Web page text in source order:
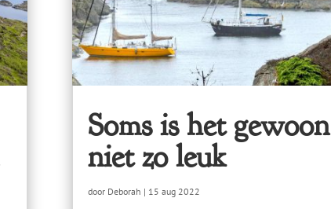
Soms is het gewoon
niet zo leuk
door Deborah | 15 aug 2022